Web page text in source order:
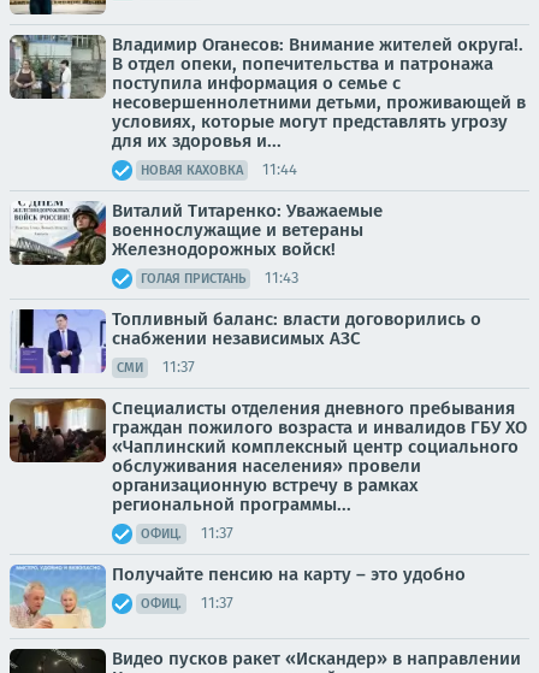
Владимир Оганесов: Внимание жителей округа!.
В отдел опеки, попечительства и патронажа
поступила информация о семье с
несовершеннолетними детьми, проживающей в
условиях, которые могут представлять угрозу
для их здоровья и...
НОВАЯ КАХОВКА 11:44
Виталий Титаренко: Уважаемые
военнослужащие и ветераны
Железнодорожных войск!
ГОЛАЯ ПРИСТАНЬ 11:43
Топливный баланс: власти договорились о
снабжении независимых АЗС
СМИ 11:37
Специалисты отделения дневного пребывания
граждан пожилого возраста и инвалидов ГБУ ХО
«Чаплинский комплексный центр социального
обслуживания населения» провели
организационную встречу в рамках
региональной программы...
ОФИЦ. 11:37
Получайте пенсию на карту – это удобно
ОФИЦ. 11:37
Видео пусков ракет «Искандер» в направлении